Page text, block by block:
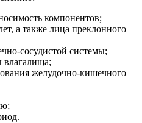
компонентов;
а также лица преклонного
сосудистой системы;
желудочно-кишечного